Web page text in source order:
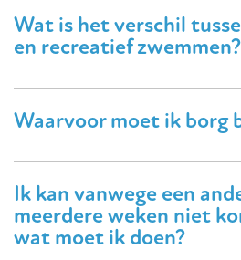
Wat is het verschil
en recreatief zwemmen?
Waarvoor moet ik borg
Ik kan vanwege een
meerdere weken niet
wat moet ik doen?